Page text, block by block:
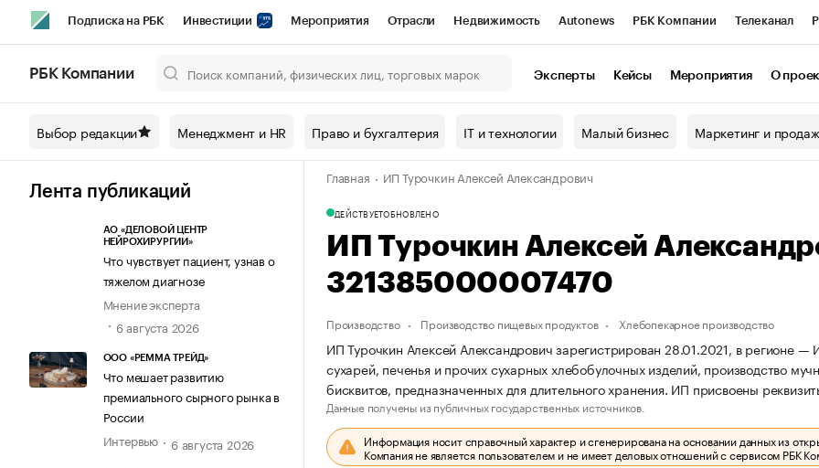
Подписка на РБК Инвестиции Мероприятия Отрасли Недвижимость Autonews РБК Компании Телеканал
Спецпроекты СПб Конференции СПб Спецпроекты Проверка контрагентов
Технологии и медиа Рынок наличной валюты
РБК Компании Эксперты Кейсы Мероприятия О
Выбор редакции Менеджмент и HR Право и бухгалтерия IT и технологии Малый бизнес Маркетинг и
Лента публикаций
АО «ДЕЛОВОЙ ЦЕНТР
НЕЙРОХИРУРГИИ»
Что чувствует пациент, узнав о
тяжелом диагнозе
Мнение эксперта
6 августа 2026
ООО «РЕММА ТРЕЙД»
Что мешает развитию
премиального сырного рынка в
России
Интервью
6 августа 2026
Главная ИП Турочкин Алексей Александрович
ДЕЙСТВУЕТОБНОВЛЕНО
ИП Турочкин Алексей
321385000007470
Производство Производство пищевых продуктов Хлебопекарное производство
ИП Турочкин Алексей Александрович зарегистрирован 28.01.2021, в регионе —
сухарей, печенья и прочих сухарных хлебобулочных изделий, производство
бисквитов, предназначенных для длительного хранения. ИП присвоены
Данные получены из публичных государственных источников.
Информация носит справочный характер и сгенерирована на основании данных из
Компания не является пользователем и не имеет деловых отношений с сервисом РБК